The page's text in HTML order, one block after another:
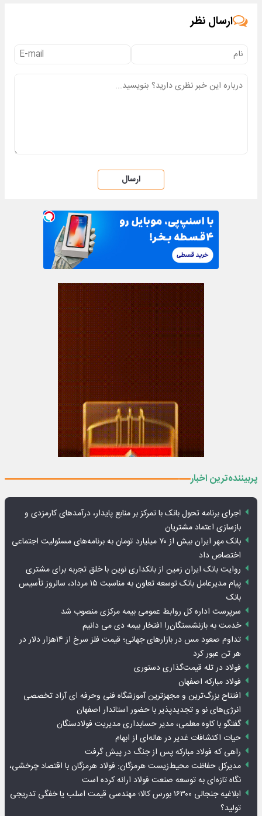
ارسال نظر
ارسال
پربیننده‌ترین اخبار
اجرای برنامه تحول بانک با تمرکز بر منابع پایدار، درآمدهای کارمزدی و
بازسازی اعتماد مشتریان
بانک مهر ایران بیش از ۷۰ میلیارد تومان به برنامه‌های مسئولیت اجتماعی
اختصاص داد
روایت بانک ایران زمین از بانکداری نوین با خلق تجربه برای مشتری
پیام مدیرعامل بانک توسعه تعاون به مناسبت ۱۵ مرداد، سالروز تأسیس
بانک
سرپرست اداره کل روابط عمومی بیمه مرکزی منصوب شد
خدمت به بازنشستگان‌را افتخار بیمه دی می دانیم
تداوم صعود مس در بازارهای جهانی؛ قیمت فلز سرخ از ۱۴هزار دلار در
هر تن عبور کرد
فولاد در تله قیمت‌گذاری دستوری
فولاد مبارکه اصفهان
افتتاح بزرگ‌ترین و مجهزترین آموزشگاه فنی وحرفه ای آزاد تخصصی
انرژی‌های نو و تجدیدپذیر با حضور استاندار اصفهان
گفتگو با کاوه معلمی، مدیر حسابداری مدیریت فولادسنگان
حیات اکتشافات غدیر در هاله‌ای از ابهام
راهی که فولاد مبارکه پس از جنگ در پیش گرفت
مدیرکل حفاظت محیط‌زیست هرمزگان: فولاد هرمزگان با اقتصاد چرخشی،
نگاه تازه‌ای به توسعه صنعت فولاد ارائه کرده است
ابلاغیه جنجالی ۱۶۳۰۰ بورس کالا؛ مهندسی قیمت اسلب یا خفگی تدریجی
تولید؟